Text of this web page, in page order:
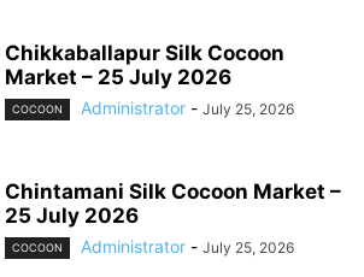
Chikkaballapur Silk Cocoon
Market – 25 July 2026
COCOON Administrator - July 25, 2026
Chintamani Silk Cocoon Market –
25 July 2026
COCOON Administrator - July 25, 2026